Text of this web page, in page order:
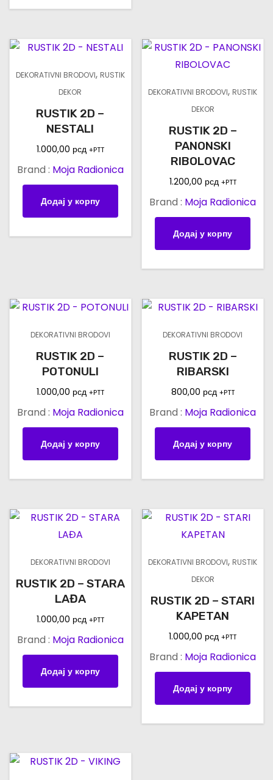
DEKORATIVNI BRODOVI, RUSTIK
DEKOR
RUSTIK 2D –
NESTALI
1.000,00 рсд +PTT
Brand : Moja Radionica
Додај у корпу
DEKORATIVNI BRODOVI, RUSTIK
DEKOR
RUSTIK 2D –
PANONSKI
RIBOLOVAC
1.200,00 рсд +PTT
Brand : Moja Radionica
Додај у корпу
DEKORATIVNI BRODOVI
RUSTIK 2D –
POTONULI
1.000,00 рсд +PTT
Brand : Moja Radionica
Додај у корпу
DEKORATIVNI BRODOVI
RUSTIK 2D –
RIBARSKI
800,00 рсд +PTT
Brand : Moja Radionica
Додај у корпу
DEKORATIVNI BRODOVI
RUSTIK 2D – STARA
LAĐA
1.000,00 рсд +PTT
Brand : Moja Radionica
Додај у корпу
DEKORATIVNI BRODOVI, RUSTIK
DEKOR
RUSTIK 2D – STARI
KAPETAN
1.000,00 рсд +PTT
Brand : Moja Radionica
Додај у корпу